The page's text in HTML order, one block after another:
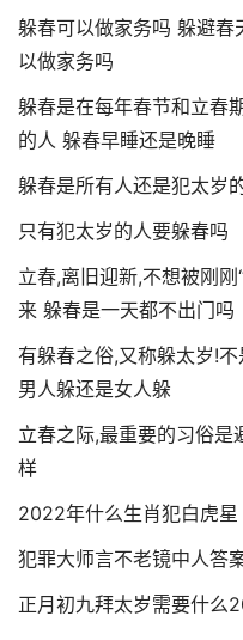
躲春可以做家务吗 躲避
以做家务吗
躲春是在每年春节和立春
的人 躲春早睡还是晚睡
躲春是所有人还是犯太岁
只有犯太岁的人要躲春吗
立春,离旧迎新,不想被刚
来 躲春是一天都不出门吗
有躲春之俗,又称躲太岁!
男人躲还是女人躲
立春之际,最重要的习俗是
样
2022年什么生肖犯白虎星
犯罪大师言不老镜中人答
正月初九拜太岁需要什么